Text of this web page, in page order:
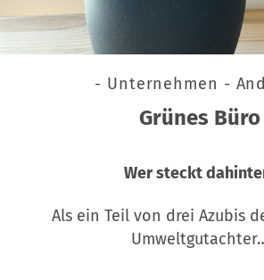
- Unternehmen -
Grünes Büro
Wer steckt
Als ein Teil von drei Azubis